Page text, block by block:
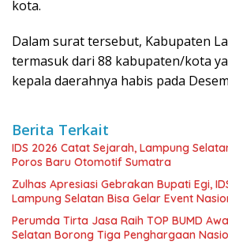
kota.
Dalam surat tersebut, Kabupaten
termasuk dari 88 kabupaten/kota
kepala daerahnya habis pada
Berita Terkait
IDS 2026 Catat Sejarah, Lampung
Poros Baru Otomotif Sumatra
Zulhas Apresiasi Gebrakan Bupati Egi,
Lampung Selatan Bisa Gelar Event
Perumda Tirta Jasa Raih TOP BUMD
Selatan Borong Tiga Penghargaan